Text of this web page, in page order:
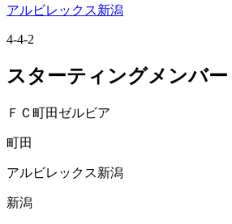
アルビレックス新潟
4-4-2
スターティングメンバー
ＦＣ町田ゼルビア
町田
アルビレックス新潟
新潟